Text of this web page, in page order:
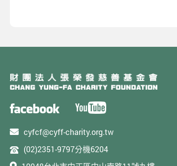
cyfcf@cyff-charity.org.tw
(02)2351-9797分機6204